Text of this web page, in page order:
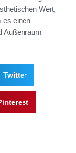
Wert,
es einen
Außenraum
Twitter